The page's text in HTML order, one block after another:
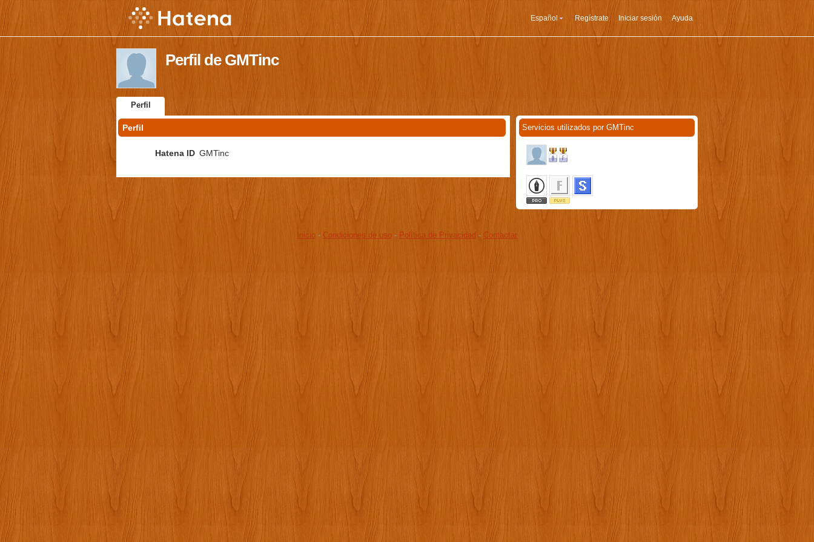
Español Regístrate Iniciar sesión Ayuda
Perfil de GMTinc
Perfil
Perfil
Hatena ID GMTinc
Servicios utilizados por GMTinc
Inicio - Condiciones de uso - Política de Privacidad - Contactar